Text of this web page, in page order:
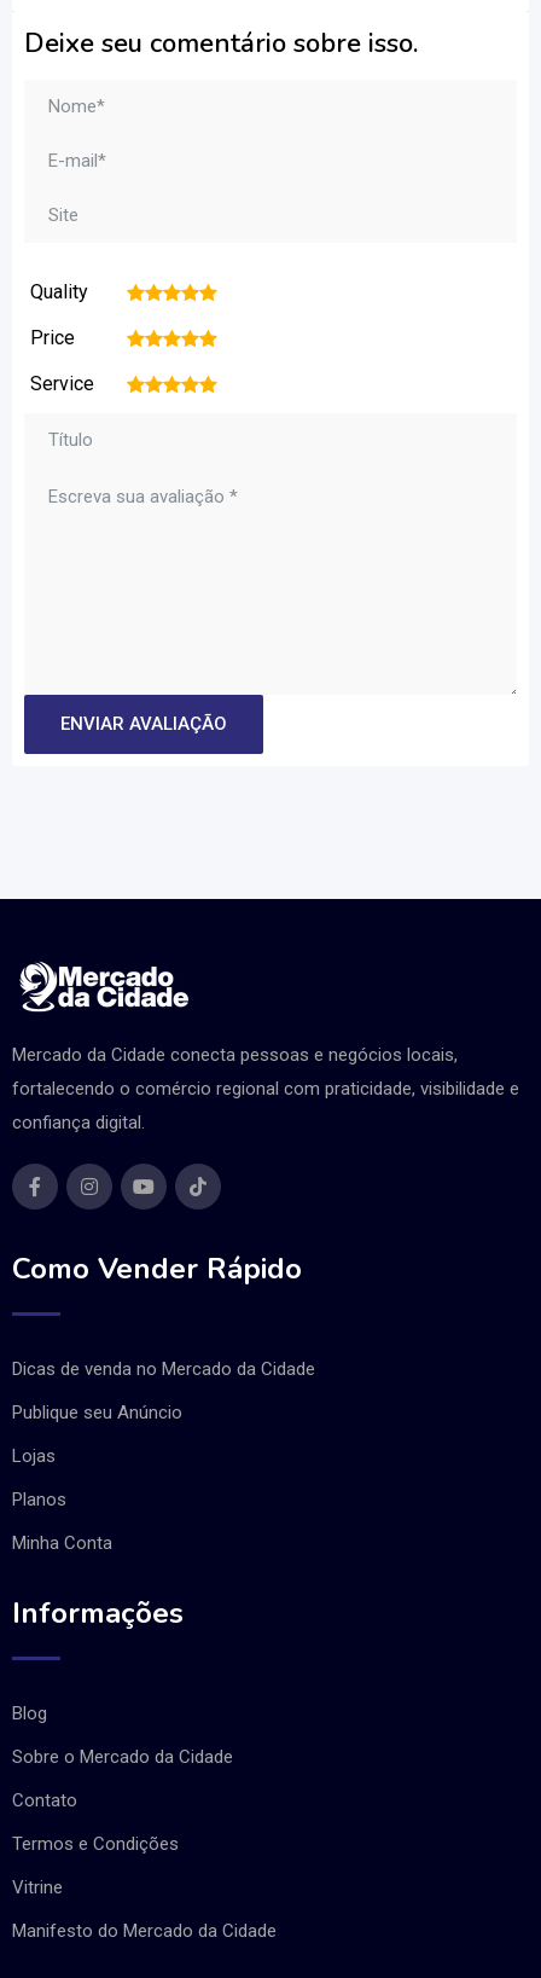
Deixe seu comentário sobre isso.
Quality 5
4
3
2
Price 5
4
3
2
Service 5
4
3
2
Mercado da Cidade conecta pessoas e negócios locais,
fortalecendo o comércio regional com praticidade, visibilidade e
confiança digital.
Como Vender Rápido
Dicas de venda no Mercado da Cidade
Publique seu Anúncio
Lojas
Planos
Minha Conta
Informações
Blog
Sobre o Mercado da Cidade
Contato
Termos e Condições
Vitrine
Manifesto do Mercado da Cidade